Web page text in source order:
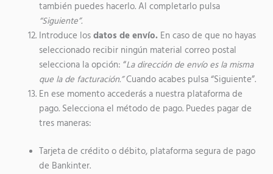
también puedes hacerlo. Al completarlo pulsa
“Siguiente”.
Introduce los datos de envío.En caso de que no hayas
seleccionado recibir ningún material correo postal
selecciona la opción: “La dirección de envío es la misma
que la de facturación.”Cuando acabes pulsa “Siguiente”.
En ese momento accederás a nuestra plataforma de
pago. Selecciona el método de pago. Puedes pagar de
tres maneras:
Tarjeta de crédito o débito, plataforma segura de pago
de Bankinter.